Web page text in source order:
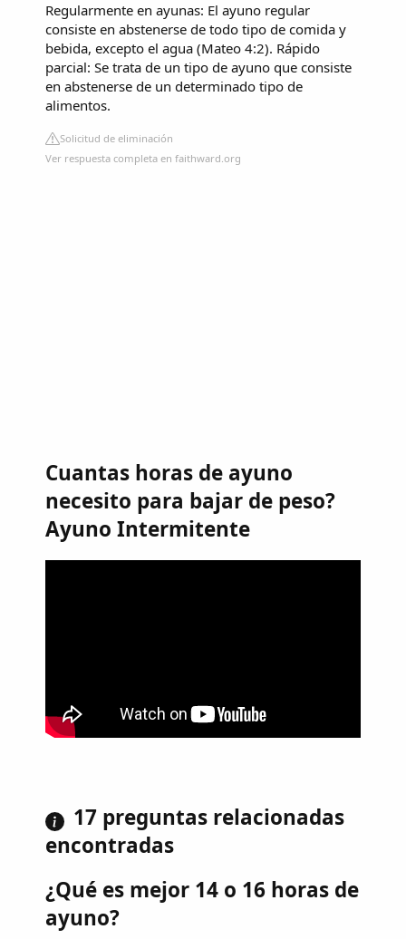
Regularmente en ayunas: El ayuno regular
consiste en abstenerse de todo tipo de comida y
bebida, excepto el agua (Mateo 4:2). Rápido
parcial: Se trata de un tipo de ayuno que consiste
en abstenerse de un determinado tipo de
alimentos.
Solicitud de eliminación
Ver respuesta completa en faithward.org
Cuantas horas de ayuno
necesito para bajar de peso?
Ayuno Intermitente
17 preguntas relacionadas
encontradas
¿Qué es mejor 14 o 16 horas de
ayuno?